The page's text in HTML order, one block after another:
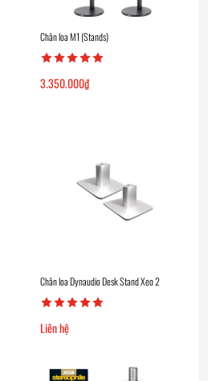
Chân loa M1 (Stands)
3.350.000₫
Chân loa Dynaudio Desk Stand Xeo 2
Liên hệ